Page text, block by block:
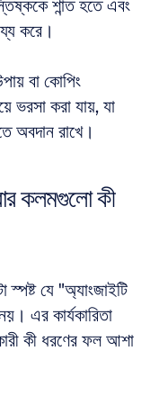
শান্ত হতে এবং
করে।
বা কোপিং
ভরসা করা যায়, যা
অবদান রাখে।
কলমগুলো কী
স্পষ্ট যে "অ্যাংজাইটি
এর কার্যকারিতা
কী ধরণের ফল আশা